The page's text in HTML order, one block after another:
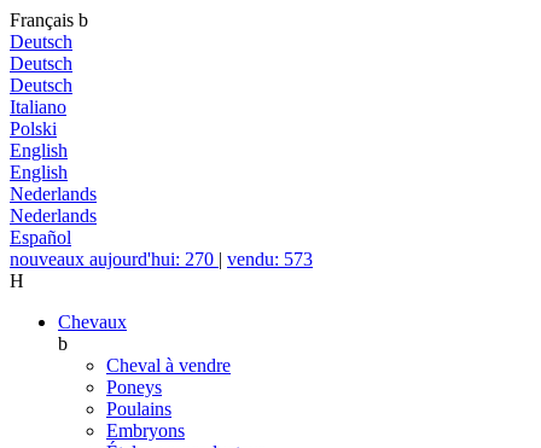
Français b
Deutsch
Deutsch
Deutsch
Italiano
Polski
English
English
Nederlands
Nederlands
Español
nouveaux aujourd'hui: 270 | vendu: 573
H
Chevaux
b
Cheval à vendre
Poneys
Poulains
Embryons